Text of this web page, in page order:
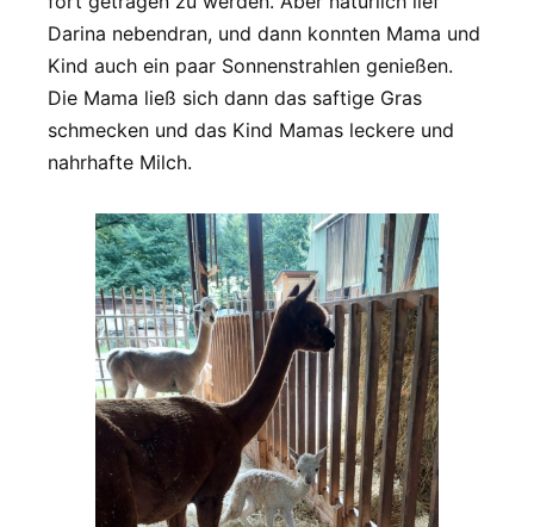
Darina nebendran, und dann konnten Mama und
Kind auch ein paar Sonnenstrahlen genießen.
Die Mama ließ sich dann das saftige Gras
schmecken und das Kind Mamas leckere und
nahrhafte Milch.